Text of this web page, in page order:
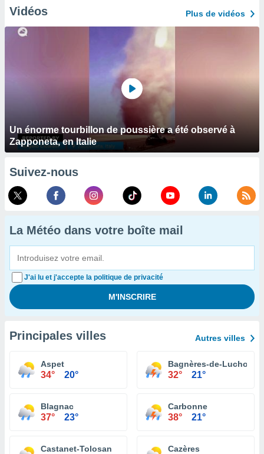
Vidéos Plus de vidéos
Un énorme tourbillon de poussière a été observé à
Zapponeta, en Italie
Suivez-nous
La Météo dans votre boîte mail
J'ai lu et j'accepte la politique de privacité
Principales villes Autres villes
Aspet
34° 20°
Bagnères-de-Luchon
32° 21°
Blagnac
37° 23°
Carbonne
38° 21°
Castanet-Tolosan Cazères